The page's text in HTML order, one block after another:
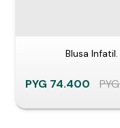
Blusa Infatil.
PYG 74.400 PYG